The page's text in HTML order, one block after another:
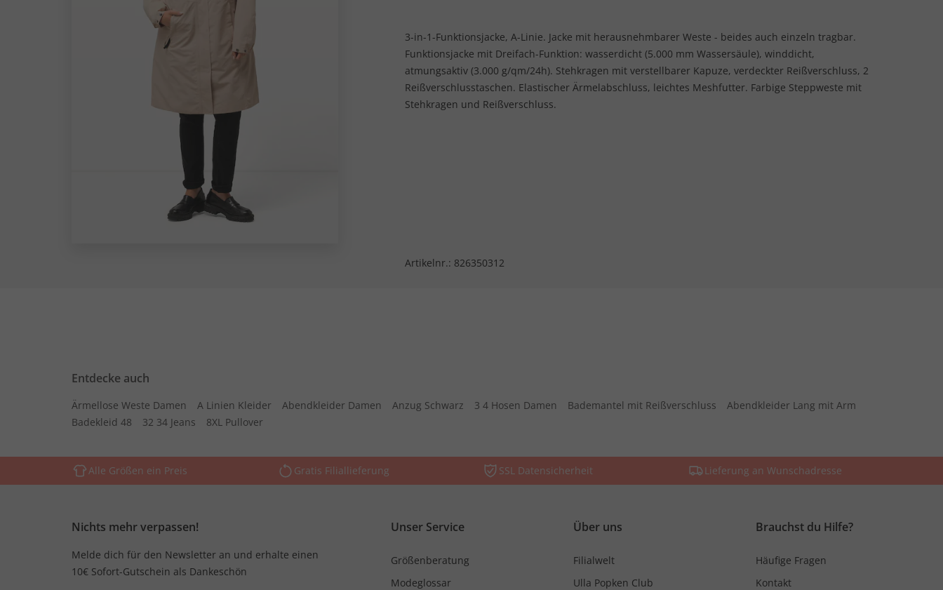
3-in-1-Funktionsjacke, A-Linie. Jacke mit herausnehmbarer Weste - beides auch einzeln tragbar.
Funktionsjacke mit Dreifach-Funktion: wasserdicht (5.000 mm Wassersäule), winddicht,
atmungsaktiv (3.000 g/qm/24h). Stehkragen mit verstellbarer Kapuze, verdeckter Reißverschluss, 2
Reißverschlusstaschen. Elastischer Ärmelabschluss, leichtes Meshfutter. Farbige Steppweste mit
Stehkragen und Reißverschluss.
Artikelnr.: 826350312
Entdecke auch
Ärmellose Weste Damen A Linien Kleider Abendkleider Damen Anzug Schwarz 3 4 Hosen Damen Bademantel mit Reißverschluss
Abendkleider Lang mit Arm
Badekleid 48
32 34 Jeans 8XL Pullover
Alle Größen ein Preis Gratis Filiallieferung SSL Datensicherheit Lieferung an Wunschadresse
Nichts mehr verpassen!
Melde dich für den Newsletter an und erhalte einen
10€ Sofort-Gutschein als Dankeschön
Unser Service
Größenberatung
Modeglossar
Über uns
Filialwelt
Ulla Popken Club
Brauchst du Hilfe?
Häufige Fragen
Kontakt